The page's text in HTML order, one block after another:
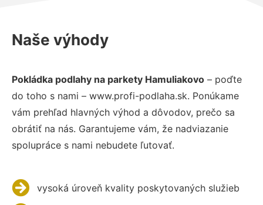
Naše výhody
Pokládka podlahy na parkety Hamuliakovo – poďte
do toho s nami – www.profi-podlaha.sk. Ponúkame
vám prehľad hlavných výhod a dôvodov, prečo sa
obrátiť na nás. Garantujeme vám, že nadviazanie
spolupráce s nami nebudete ľutovať.
vysoká úroveň kvality poskytovaných služieb